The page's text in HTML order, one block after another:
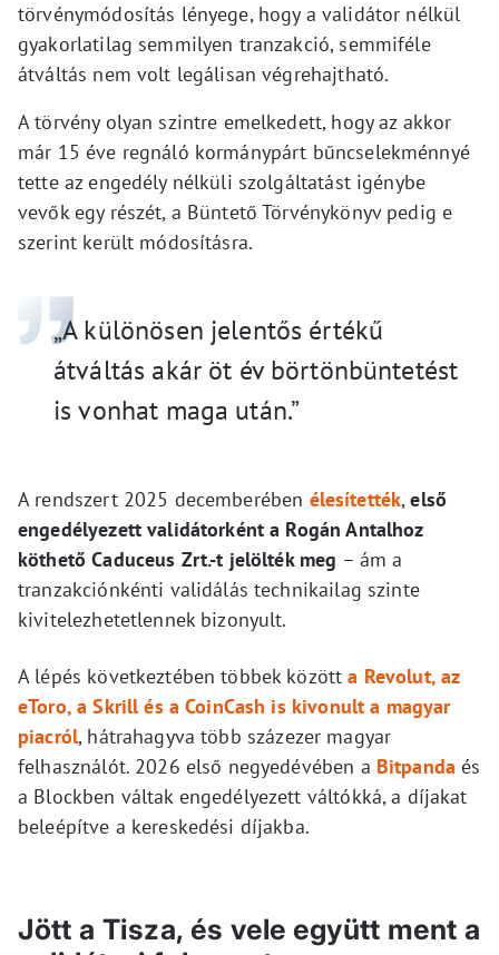
törvénymódosítás lényege, hogy a validátor nélkül
gyakorlatilag semmilyen tranzakció, semmiféle
átváltás nem volt legálisan végrehajtható.
A törvény olyan szintre emelkedett, hogy az akkor
már 15 éve regnáló kormánypárt bűncselekménnyé
tette az engedély nélküli szolgáltatást igénybe
vevők egy részét, a Büntető Törvénykönyv pedig e
szerint került módosításra.
„A különösen jelentős értékű
átváltás akár öt év börtönbüntetést
is vonhat maga után.”
A rendszert 2025 decemberében élesítették,első
engedélyezett validátorként a Rogán Antalhoz
köthető Caduceus Zrt.-t jelölték meg – ám a
tranzakciónkénti validálás technikailag szinte
kivitelezhetetlennek bizonyult.
A lépés következtében többek közötta Revolut, az
eToro, a Skrill és a CoinCash is kivonult a magyar
piacról, hátrahagyva több százezer magyar
felhasználót. 2026 első negyedévében a Bitpanda és
a Blockben váltak engedélyezett váltókká, a díjakat
beleépítve a kereskedési díjakba.
Jött a Tisza, és vele együtt ment a